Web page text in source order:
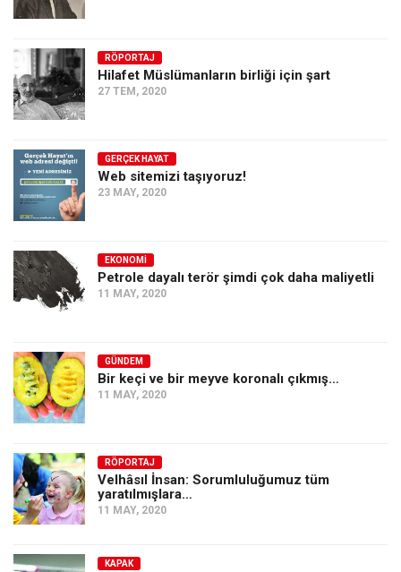
RÖPORTAJ
Hilafet Müslümanların birliği için şart
27 TEM, 2020
GERÇEK HAYAT
Web sitemizi taşıyoruz!
23 MAY, 2020
EKONOMI
Petrole dayalı terör şimdi çok daha maliyetli
11 MAY, 2020
GÜNDEM
Bir keçi ve bir meyve koronalı çıkmış…
11 MAY, 2020
RÖPORTAJ
Velhâsıl İnsan: Sorumluluğumuz tüm
yaratılmışlara…
11 MAY, 2020
KAPAK